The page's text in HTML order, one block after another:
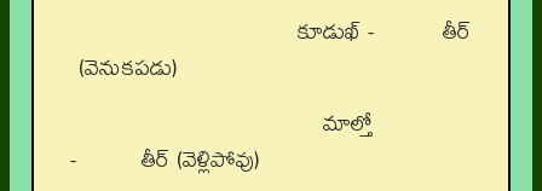
కూడుఖ్ - తీర్
(వెనుకపడు)
మాల్తో
- తీర్ (వెళ్లిపోవు)